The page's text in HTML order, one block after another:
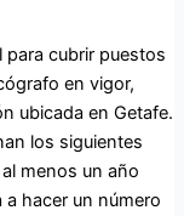
para cubrir puestos
en vigor,
ubicada en Getafe.
los siguientes
menos un año
hacer un número